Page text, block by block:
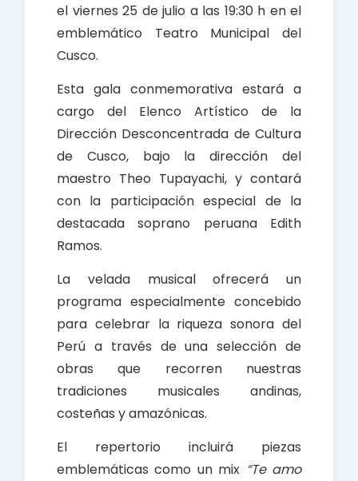
el viernes 25 de julio a las 19:30 h en el
emblemático Teatro Municipal del
Cusco.
Esta gala conmemorativa estará a
cargo del Elenco Artístico de la
Dirección Desconcentrada de Cultura
de Cusco, bajo la dirección del
maestro Theo Tupayachi, y contará
con la participación especial de la
destacada soprano peruana Edith
Ramos.
La velada musical ofrecerá un
programa especialmente concebido
para celebrar la riqueza sonora del
Perú a través de una selección de
obras que recorren nuestras
tradiciones musicales andinas,
costeñas y amazónicas.
El repertorio incluirá piezas
emblemáticas como un mix “Te amo